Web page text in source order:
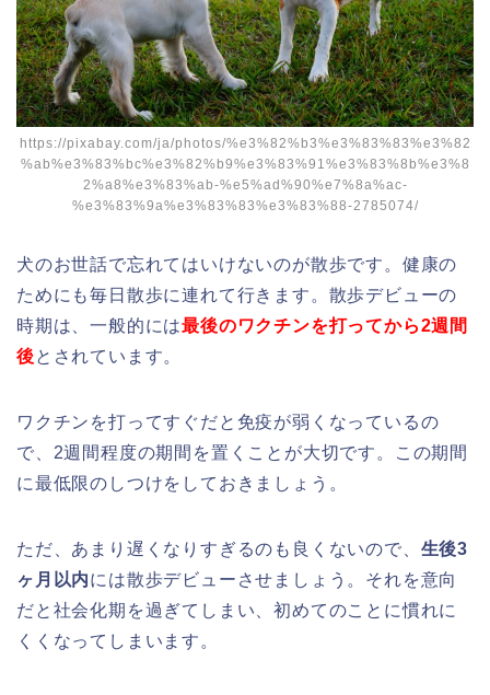
https://pixabay.com/ja/photos/%e3%82%b3%e3%83%83%e3%82
%ab%e3%83%bc%e3%82%b9%e3%83%91%e3%83%8b%e3%8
2%a8%e3%83%ab-%e5%ad%90%e7%8a%ac-
%e3%83%9a%e3%83%83%e3%83%88-2785074/
犬のお世話で忘れてはいけないのが散歩です。健康の
ためにも毎日散歩に連れて行きます。散歩デビューの
時期は、一般的には最後のワクチンを打ってから2週間
後とされています。
ワクチンを打ってすぐだと免疫が弱くなっているの
で、2週間程度の期間を置くことが大切です。この期間
に最低限のしつけをしておきましょう。
ただ、あまり遅くなりすぎるのも良くないので、 生後3
ヶ月以内には散歩デビューさせましょう。それを意向
だと社会化期を過ぎてしまい、初めてのことに慣れに
くくなってしまいます。